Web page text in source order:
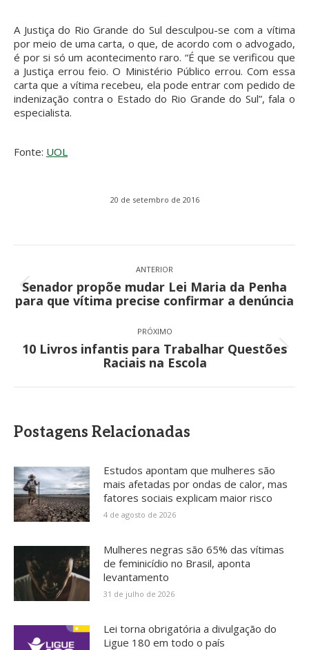
A Justiça do Rio Grande do Sul desculpou-se com a vítima
por meio de uma carta, o que, de acordo com o advogado,
é por si só um acontecimento raro. “É que se verificou que
a Justiça errou feio. O Ministério Público errou. Com essa
carta que a vítima recebeu, ela pode entrar com pedido de
indenização contra o Estado do Rio Grande do Sul”, fala o
especialista.
Fonte: UOL
20 de setembro de 2016
de
post:
ANTERIOR
Post
anterior:
Senador propõe mudar Lei Maria da Penha
para que vítima precise confirmar a denúncia
PRÓXIMO
Próximo
post:
10 Livros infantis para Trabalhar Questões
Raciais na Escola
Postagens Relacionadas
Estudos apontam que mulheres são
mais afetadas por ondas de calor, mas
fatores sociais explicam maior risco
4 de agosto de 2026
Mulheres negras são 65% das vítimas
de feminicídio no Brasil, aponta
levantamento
31 de julho de 2026
Lei torna obrigatória a divulgação do
Ligue 180 em todo o país